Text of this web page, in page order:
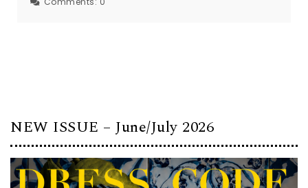
NEW ISSUE – June/July 2026